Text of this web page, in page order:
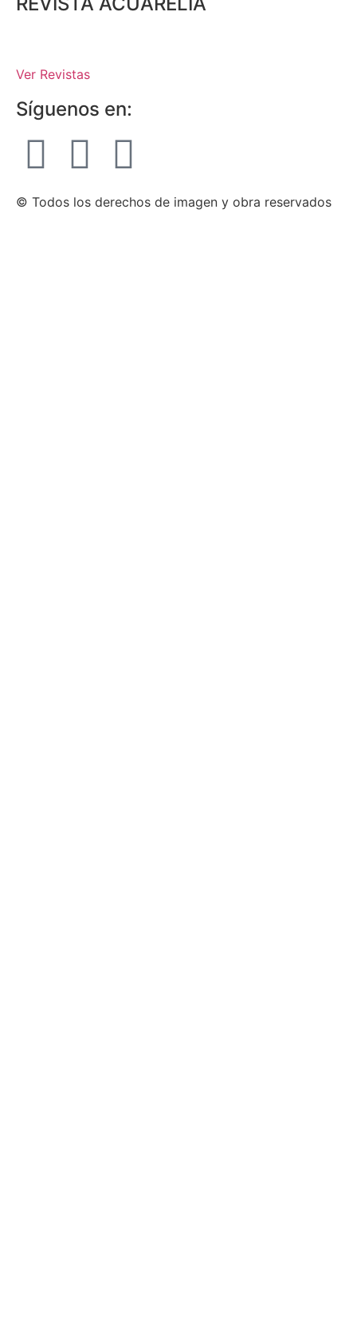
Ver Revistas
Síguenos en:
© Todos los derechos de imagen y obra reservados